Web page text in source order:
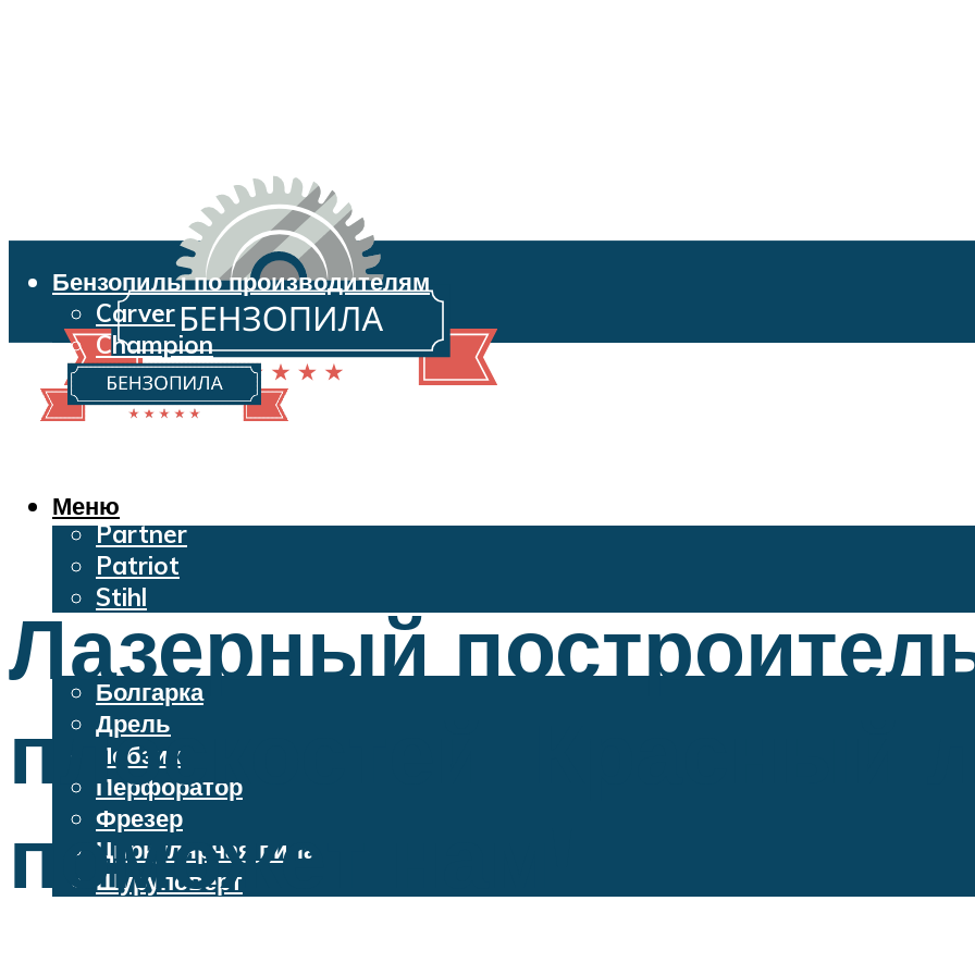
Бензопилы по производителям
Carver
Champion
Echo
Husqvarna
Oleo-Mac
Partner
Patriot
Stihl
Бензопилы
Электроинструменты
Болгарка
Дрель
Лобзик
Перфоратор
Фрезер
Циркулярная пила
Шуруповерт
Меню
Лазерный
плоскостей. Красный
поможет нам!